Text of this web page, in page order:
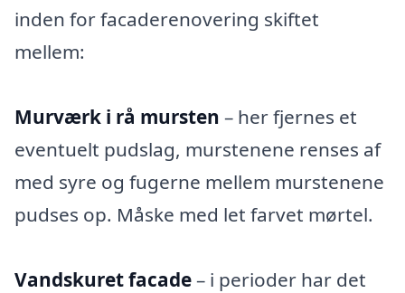
inden for facaderenovering skiftet
mellem:
Murværk i rå mursten – her fjernes et
eventuelt pudslag, murstenene renses af
med syre og fugerne mellem murstenene
pudses op. Måske med let farvet mørtel.
Vandskuret facade– i perioder har det